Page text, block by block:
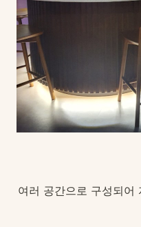
여러 공간으로 구성되어